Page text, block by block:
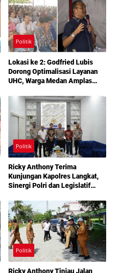
Politik
Lokasi ke 2: Godfried Lubis
Dorong Optimalisasi Layanan
UHC, Warga Medan Amplas
Berobat Gratis Bermodal KTP
Politik
Ricky Anthony Terima
Kunjungan Kapolres Langkat,
Sinergi Polri dan Legislatif
Politik
Ricky Anthony Tinjau Jalan